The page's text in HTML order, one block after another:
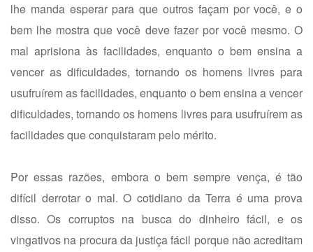
lhe manda esperar para que outros façam por você, e o
bem lhe mostra que você deve fazer por você mesmo. O
mal aprisiona às facilidades, enquanto o bem ensina a
vencer as dificuldades, tornando os homens livres para
usufruírem as facilidades, enquanto o bem ensina a vencer
dificuldades, tornando os homens livres para usufruírem as
facilidades que conquistaram pelo mérito.
Por essas razões, embora o bem sempre vença, é tão
difícil derrotar o mal. O cotidiano da Terra é uma prova
disso. Os corruptos na busca do dinheiro fácil, e os
vingativos na procura da justiça fácil porque não acreditam